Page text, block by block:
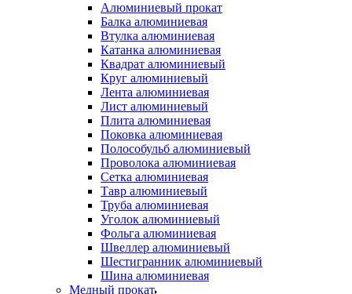
Алюминиевый прокат
Балка алюминиевая
Втулка алюминиевая
Катанка алюминиевая
Квадрат алюминиевый
Круг алюминиевый
Лента алюминиевая
Лист алюминиевый
Плита алюминиевая
Поковка алюминиевая
Полособульб алюминиевый
Проволока алюминиевая
Сетка алюминиевая
Тавр алюминиевый
Труба алюминиевая
Уголок алюминиевый
Фольга алюминиевая
Швеллер алюминиевый
Шестигранник алюминиевый
Шина алюминиевая
Медный прокат